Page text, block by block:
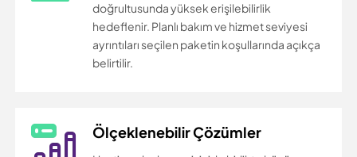
doğrultusunda yüksek erişilebilirlik
hedeflenir. Planlı bakım ve hizmet seviyesi
ayrıntıları seçilen paketin koşullarında açıkça
belirtilir.
Ölçeklenebilir Çözümler